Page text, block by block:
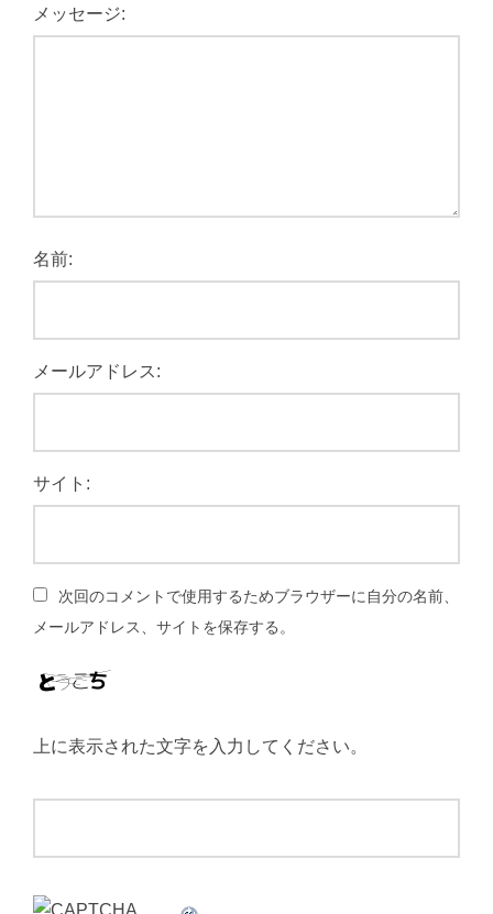
メッセージ:
名前:
メールアドレス:
サイト:
次回のコメントで使用するためブラウザーに自分の名前、
メールアドレス、サイトを保存する。
上に表示された文字を入力してください。